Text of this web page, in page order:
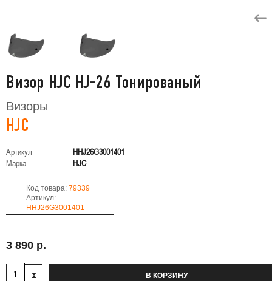
Визор HJC HJ-26 Тонированый
Визоры
HJC
Артикул
HHJ26G3001401
Марка
HJC
Код товара:79339
Артикул:
HHJ26G3001401
3 890 р.
В КОРЗИНУ